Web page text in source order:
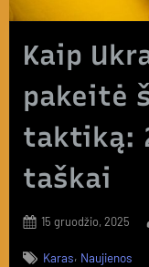
Kaip
pakeitė
taktiką:
taškai
Posted
15 gruodžio, 2025
Karas, Naujienos